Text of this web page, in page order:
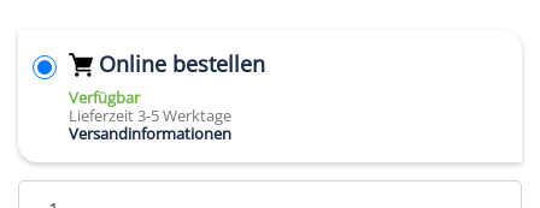
Online bestellen
Verfügbar
Lieferzeit 3-5 Werktage
Versandinformationen